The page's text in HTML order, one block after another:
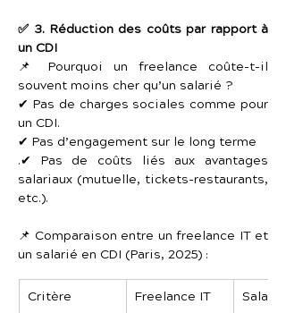
✅ 3. Réduction des coûts par rapport à
un CDI
📌 Pourquoi un freelance coûte-t-il
souvent moins cher qu’un salarié ?
✔ Pas de charges sociales comme pour
un CDI.
✔ Pas d’engagement sur le long terme
.✔ Pas de coûts liés aux avantages
salariaux (mutuelle, tickets-restaurants,
etc.).
📌 Comparaison entre un freelance IT et
un salarié en CDI (Paris, 2025) :
Critère Freelance IT Salarié